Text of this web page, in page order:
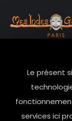
Le présent
services ici
Le Marais,
01.42.72.42.51